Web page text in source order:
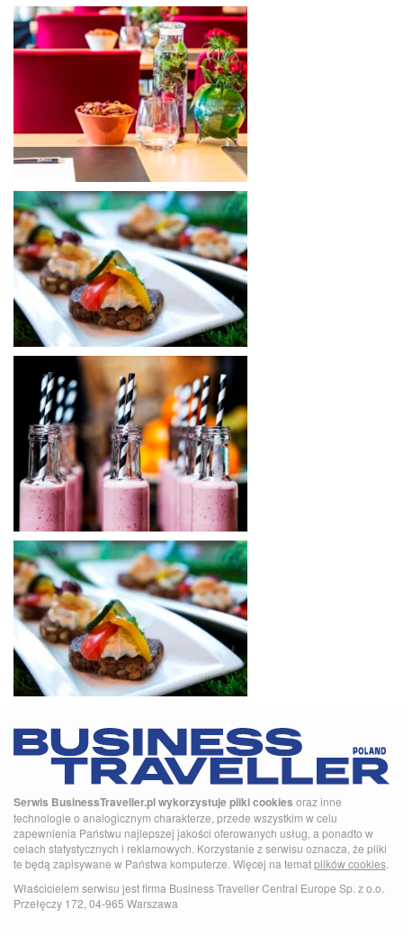
Serwis BusinessTraveller.pl wykorzystuje pliki cookies oraz inne
technologie o analogicznym charakterze, przede wszystkim w celu
zapewnienia Państwu najlepszej jakości oferowanych usług, a ponadto w
celach statystycznych i reklamowych. Korzystanie z serwisu oznacza, że pliki
te będą zapisywane w Państwa komputerze. Więcej na tematplików cookies.
Właścicielem serwisu jest firma Business Traveller Central Europe Sp. z o.o.
Przełęczy 172, 04-965 Warszawa